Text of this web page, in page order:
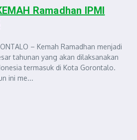
Ramadhan IPMI
– Kemah Ramadhan menjadi
tahunan yang akan dilaksanakan
termasuk di Kota Gorontalo.
ini me...